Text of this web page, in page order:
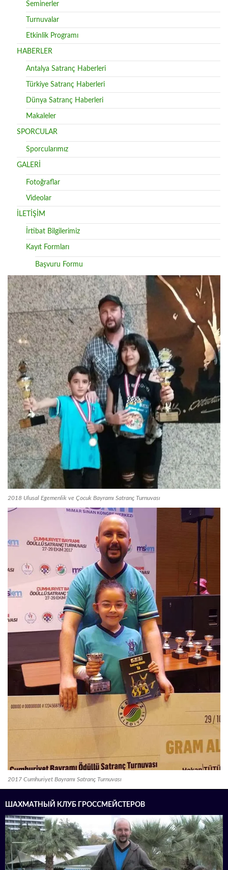
Seminerler
Turnuvalar
Etkinlik Programı
HABERLER
Antalya Satranç Haberleri
Türkiye Satranç Haberleri
Dünya Satranç Haberleri
Makaleler
SPORCULAR
Sporcularımız
GALERİ
Fotoğraflar
Videolar
İLETİŞİM
İrtibat Bilgilerimiz
Kayıt Formları
Başvuru Formu
2018 Ulusal Egemenlik ve Çocuk Bayramı Satranç Turnuvası
2017 Cumhuriyet Bayramı Satranç Turnuvası
ШАХМАТНЫЙ КЛУБ ГРОССМЕЙСТЕРОВ